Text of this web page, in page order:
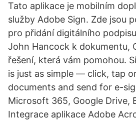
Tato aplikace je mobilním
služby Adobe Sign. Zde jsou
pro přidání digitálního
John Hancock k dokumentu,
řešení, která vám pomohou.
is just as simple — click, tap
documents and send for e-
Microsoft 365, Google Drive,
Integrace aplikace Adobe